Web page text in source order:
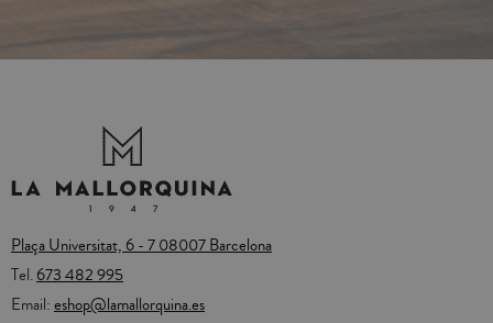
Plaça Universitat, 6 - 7 08007 Barcelona
Tel.673 482 995
Email:eshop@lamallorquina.es